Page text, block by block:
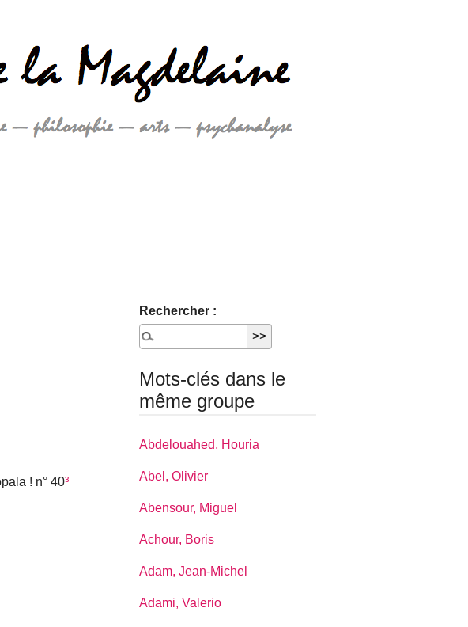
! n° 40³
Rechercher :
Mots-clés dans le
même groupe
Abdelouahed, Houria
Abel, Olivier
Abensour, Miguel
Achour, Boris
Adam, Jean-Michel
Adami, Valerio